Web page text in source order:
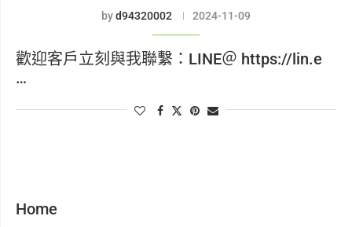
byd94320002 2024-11-09
歡迎客戶立刻與我聯繫：LINE＠ https://lin.e
…
Home